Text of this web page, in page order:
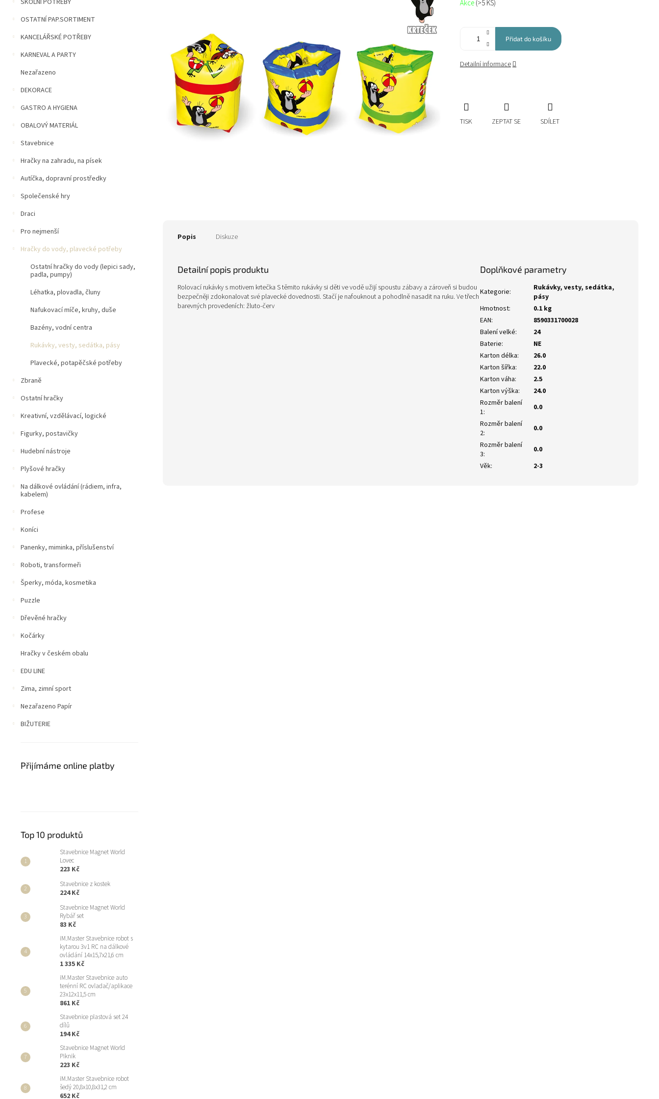
p
a
e
ŠKOLNÍ POTŘEBY
OSTATNÍ PAP.SORTIMENT
KANCELÁŘSKÉ POTŘEBY
KARNEVAL A PARTY
Nezařazeno
DEKORACE
GASTRO A HYGIENA
OBALOVÝ MATERIÁL
Stavebnice
Hračky na zahradu, na písek
Autíčka, dopravní prostředky
Společenské hry
Draci
Pro nejmenší
Hračky do vody, plavecké potřeby
Ostatní hračky do vody (lepici sady,
padla, pumpy)
Léhatka, plovadla, čluny
Nafukovací míče, kruhy, duše
Bazény, vodní centra
Rukávky, vesty, sedátka, pásy
Plavecké, potapěčské potřeby
Zbraně
Ostatní hračky
Kreativní, vzdělávací, logické
Figurky, postavičky
Hudební nástroje
Plyšové hračky
Na dálkové ovládání (rádiem, infra,
kabelem)
Profese
Koníci
Panenky, miminka, příslušenství
Roboti, transformeři
Šperky, móda, kosmetika
Puzzle
Dřevěné hračky
Kočárky
Hračky v českém obalu
EDU LINE
Zima, zimní sport
Nezařazeno Papír
BIŽUTERIE
Přijímáme online platby
Top 10 produktů
Stavebnice Magnet World
Lovec
223 Kč
Stavebnice z kostek
224 Kč
Stavebnice Magnet World
Rybář set
83 Kč
iM.Master Stavebnice robot s
kytarou 3v1 RC na dálkové
ovládání 14x15,7x21,6 cm
1 335 Kč
iM.Master Stavebnice auto
terénní RC ovladač/aplikace
23x12x11,5 cm
861 Kč
Stavebnice plastová set 24
dílů
194 Kč
Stavebnice Magnet World
Piknik
223 Kč
iM.Master Stavebnice robot
šedý 20,8x10,8x31,2 cm
652 Kč
cena:
Akce(>5 KS)
Přidat do košíku
Detailní informace
TISK ZEPTAT SE SDÍLET
Popis Diskuze
Detailní popis produktu
Rolovací rukávky s motivem krtečka S těmito rukávky si děti ve vodě užijí spoustu zábavy a zároveň si budou
bezpečněji zdokonalovat své plavecké dovednosti. Stačí je nafouknout a pohodlně nasadit na ruku. Ve třech
barevných provedeních: žluto-červ
Doplňkové parametry
Kategorie:
Rukávky, vesty, sedátka,
pásy
Hmotnost:
0.1 kg
EAN:
8590331700028
Balení velké:
24
Baterie:
NE
Karton délka:
26.0
Karton šířka:
22.0
Karton váha:
2.5
Karton výška:
24.0
Rozměr balení
1:
0.0
Rozměr balení
2:
0.0
Rozměr balení
3:
0.0
Věk: 2-3